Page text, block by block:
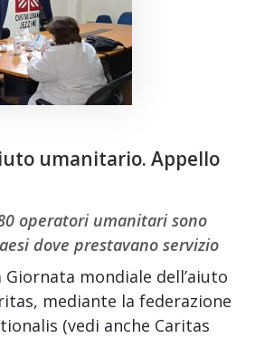
umanitario. Appello
operatori umanitari sono
dove prestavano servizio
Giornata mondiale dell’aiuto
mediante la federazione
(vedi anche Caritas